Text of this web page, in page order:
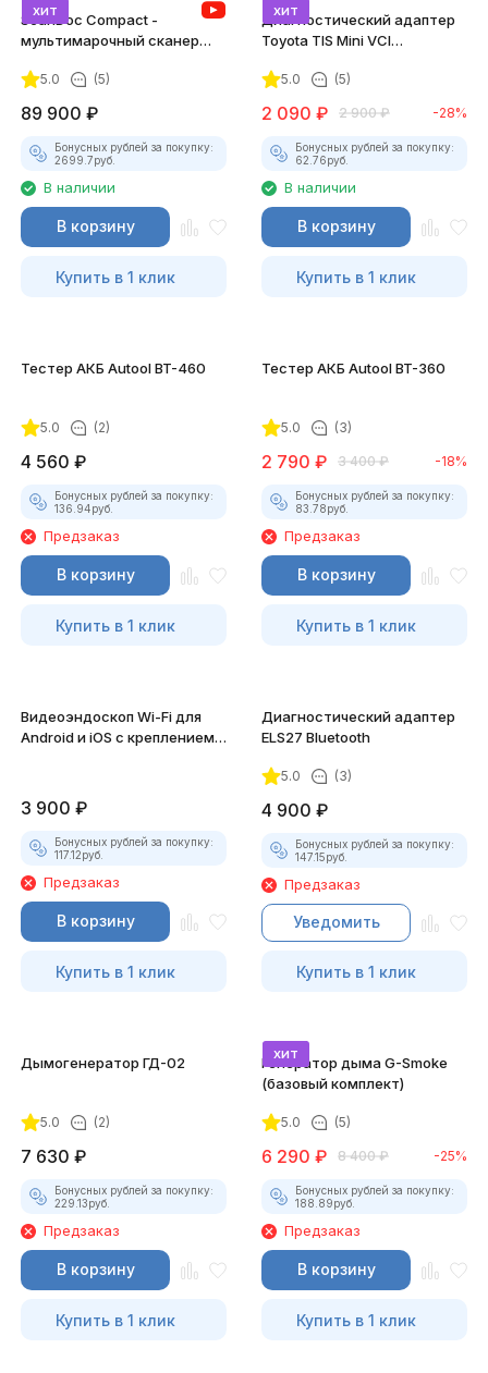
хит
ScanDoc Compact -
мультимарочный сканер
5.0 (5)
89 900 ₽
Бонусных рублей за покупку:
2699.7руб.
В наличии
В корзину
Купить в 1 клик
хит
Диагностический адаптер
Toyota TIS Mini VCI
5.0 (5)
2 090 ₽ 2 900 ₽ -28%
Бонусных рублей за покупку:
62.76руб.
В наличии
В корзину
Купить в 1 клик
Тестер АКБ Autool BT-460
5.0 (2)
4 560 ₽
Бонусных рублей за покупку:
136.94руб.
Предзаказ
В корзину
Купить в 1 клик
Тестер АКБ Autool BT-360
5.0 (3)
2 790 ₽ 3 400 ₽ -18%
Бонусных рублей за покупку:
83.78руб.
Предзаказ
В корзину
Купить в 1 клик
Видеоэндоскоп Wi-Fi для
Android и iOS с креплением
3 900 ₽
Бонусных рублей за покупку:
117.12руб.
Предзаказ
В корзину
Купить в 1 клик
Диагностический адаптер
ELS27 Bluetooth
5.0 (3)
4 900 ₽
Бонусных рублей за покупку:
147.15руб.
Предзаказ
Уведомить
Купить в 1 клик
Дымогенератор ГД-02
5.0 (2)
7 630 ₽
Бонусных рублей за покупку:
229.13руб.
Предзаказ
В корзину
Купить в 1 клик
хит
Генератор дыма G-Smoke
(базовый комплект)
5.0 (5)
6 290 ₽ 8 400 ₽ -25%
Бонусных рублей за покупку:
188.89руб.
Предзаказ
В корзину
Купить в 1 клик